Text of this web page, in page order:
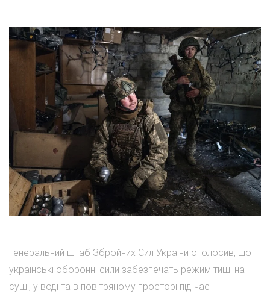
Генеральний штаб Збройних Сил України оголосив, що
українські оборонні сили забезпечать режим тиші на
суші, у воді та в повітряному просторі під час